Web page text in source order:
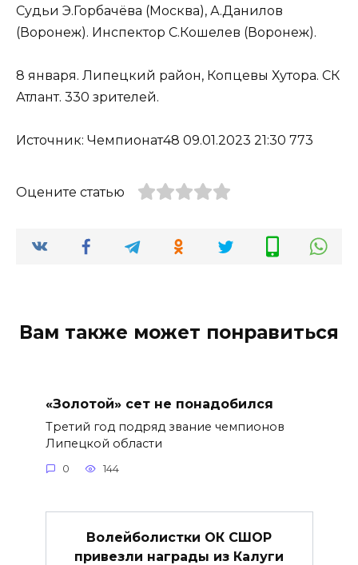
Судьи Э.Горбачёва (Москва), А.Данилов
(Воронеж). Инспектор С.Кошелев (Воронеж).
8 января. Липецкий район, Копцевы Хутора. СК
Атлант. 330 зрителей.
Источник: Чемпионат48 09.01.2023 21:30 773
Оцените статью
Вам также может понравиться
«Золотой» сет не понадобился
Третий год подряд звание чемпионов
Липецкой области
0 144
Волейболистки ОК СШОР
привезли награды из Калуги